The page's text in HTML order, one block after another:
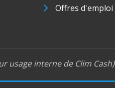
Offres d'emploi
usage interne de Clim Cash)